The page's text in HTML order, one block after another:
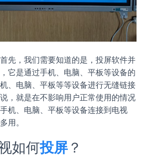
首先，我们需要知道的是，投屏软件并
它是通过手机、电脑、平板等设备的
、电脑、平板等等设备进行无缝链接
，就是在不影响用户正常使用的情况
机、电脑、平板等设备连接到电视
用。
如何投屏 ？